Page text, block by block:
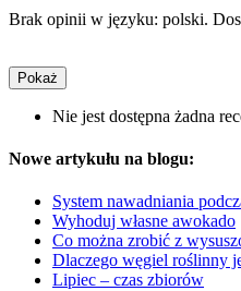
Brak opinii w języku: polski.
Pokaż
Nie jest dostępna żadna
Nowe artykułu na blogu:
System nawadniania
Wyhoduj własne awokado
Co można zrobić z
Dlaczego węgiel roślinny
Lipiec – czas zbiorów